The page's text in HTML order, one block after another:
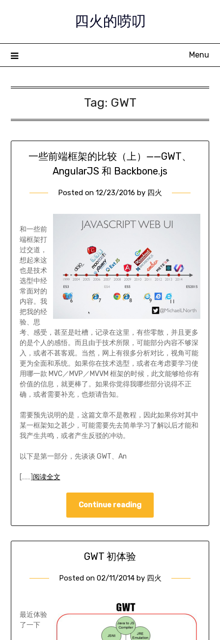
四火的唠叨
Menu
Tag: GWT
一些前端框架的比较（上）——GWT、
AngularJS 和 Backbone.js
Posted on 12/23/2016 by 四火
和一些前
端框架打
过交道，
想起来这
也是技术
选型中经
常面对的
内容。我
把我的经
验、思
考、感受，甚至是吐槽，记录在这里，有些零散，并且更多
的是个人的感悟。而且由于技术所限，可能部分内容不够深
入，或者不甚客观。当然，网上有很多分析对比，视角可能
更为全面和系统。如果你在技术选型，或者在考虑要学习使
用哪一款 MVC／MVP／MVVM 框架的时候，此文能够给你有
价值的信息，就更棒了。如果你觉得我哪些部分说得不正
确，或者需要补充，也烦请告知。
需要预先说明的是，这篇文章不是教程，因此如果你对其中
某一框架知之甚少，可能需要先去简单学习了解以后才能和
我产生共鸣，或者产生反驳的冲动。
以下是第一部分，先谈谈 GWT、An
[……] 阅读全文
Continue reading
GWT 初体验
Posted on 02/11/2014by 四火
最近体验
了一下